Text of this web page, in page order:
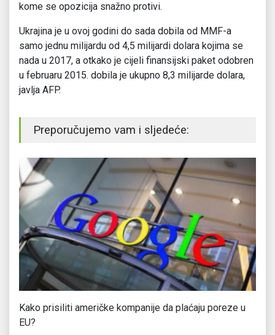
kome se opozicija snažno protivi.
Ukrajina je u ovoj godini do sada dobila od MMF-a
samo jednu milijardu od 4,5 milijardi dolara kojima se
nada u 2017, a otkako je cijeli finansijski paket odobren
u februaru 2015. dobila je ukupno 8,3 milijarde dolara,
javlja AFP.
Preporučujemo vam i sljedeće:
Kako prisiliti američke kompanije da plaćaju poreze u
EU?